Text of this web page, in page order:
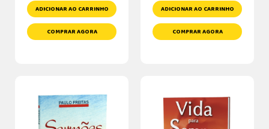
ADICIONAR AO CARRINHO
COMPRAR AGORA
ADICIONAR AO CARRINHO
COMPRAR AGORA